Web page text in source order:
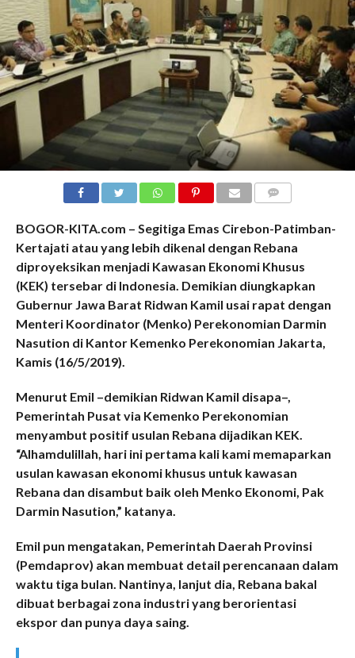
BOGOR-KITA.com – Segitiga Emas Cirebon-Patimban-
Kertajati atau yang lebih dikenal dengan Rebana
diproyeksikan menjadi Kawasan Ekonomi Khusus
(KEK) tersebar di Indonesia. Demikian diungkapkan
Gubernur Jawa Barat Ridwan Kamil usai rapat dengan
Menteri Koordinator (Menko) Perekonomian Darmin
Nasution di Kantor Kemenko Perekonomian Jakarta,
Kamis (16/5/2019).
Menurut Emil –demikian Ridwan Kamil disapa–,
Pemerintah Pusat via Kemenko Perekonomian
menyambut positif usulan Rebana dijadikan KEK.
“Alhamdulillah, hari ini pertama kali kami memaparkan
usulan kawasan ekonomi khusus untuk kawasan
Rebana dan disambut baik oleh Menko Ekonomi, Pak
Darmin Nasution,” katanya.
Emil pun mengatakan, Pemerintah Daerah Provinsi
(Pemdaprov) akan membuat detail perencanaan dalam
waktu tiga bulan. Nantinya, lanjut dia, Rebana bakal
dibuat berbagai zona industri yang berorientasi
ekspor dan punya daya saing.